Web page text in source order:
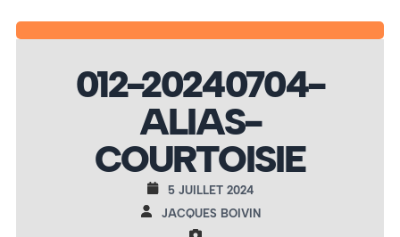
012-20240704-
ALIAS-
COURTOISIE
5 JUILLET 2024
JACQUES BOIVIN